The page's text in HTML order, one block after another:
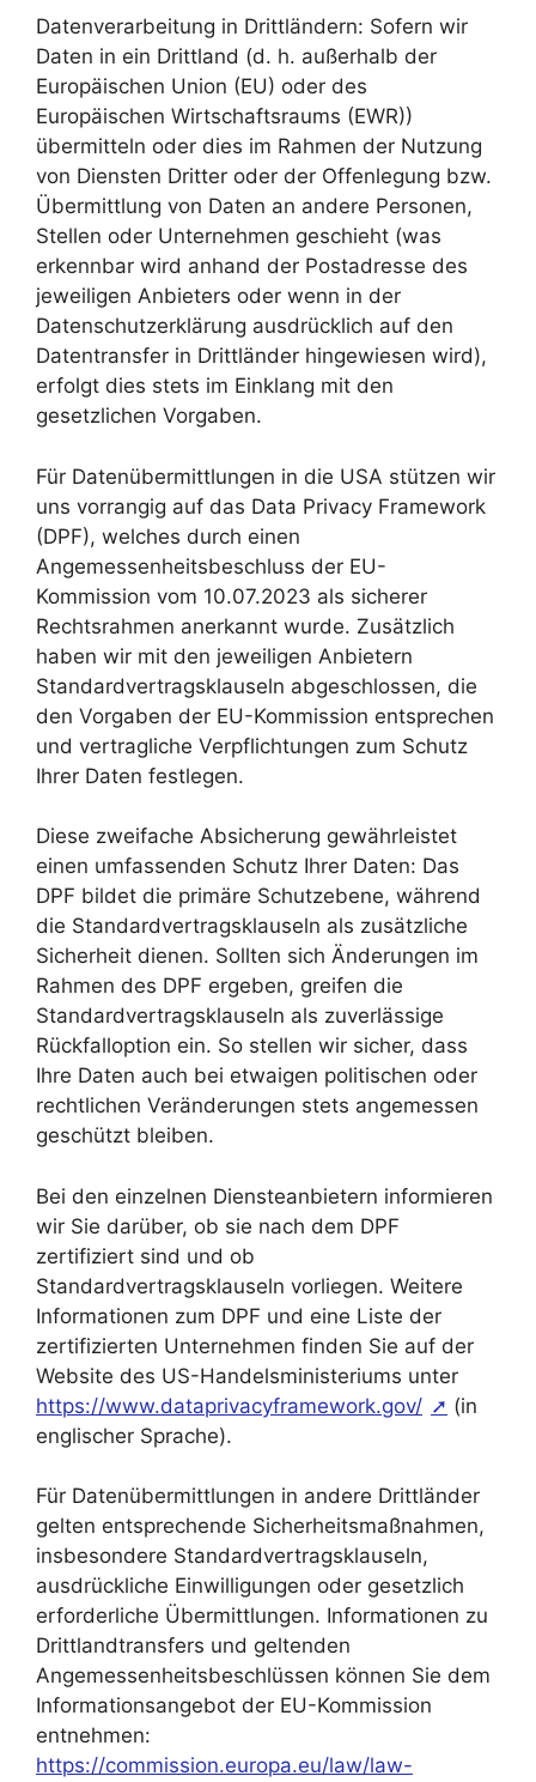
Datenverarbeitung in Drittländern: Sofern wir
Daten in ein Drittland (d. h. außerhalb der
Europäischen Union (EU) oder des
Europäischen Wirtschaftsraums (EWR))
übermitteln oder dies im Rahmen der Nutzung
von Diensten Dritter oder der Offenlegung bzw.
Übermittlung von Daten an andere Personen,
Stellen oder Unternehmen geschieht (was
erkennbar wird anhand der Postadresse des
jeweiligen Anbieters oder wenn in der
Datenschutzerklärung ausdrücklich auf den
Datentransfer in Drittländer hingewiesen wird),
erfolgt dies stets im Einklang mit den
gesetzlichen Vorgaben.
Für Datenübermittlungen in die USA stützen wir
uns vorrangig auf das Data Privacy Framework
(DPF), welches durch einen
Angemessenheitsbeschluss der EU-
Kommission vom 10.07.2023 als sicherer
Rechtsrahmen anerkannt wurde. Zusätzlich
haben wir mit den jeweiligen Anbietern
Standardvertragsklauseln abgeschlossen, die
den Vorgaben der EU-Kommission entsprechen
und vertragliche Verpflichtungen zum Schutz
Ihrer Daten festlegen.
Diese zweifache Absicherung gewährleistet
einen umfassenden Schutz Ihrer Daten: Das
DPF bildet die primäre Schutzebene, während
die Standardvertragsklauseln als zusätzliche
Sicherheit dienen. Sollten sich Änderungen im
Rahmen des DPF ergeben, greifen die
Standardvertragsklauseln als zuverlässige
Rückfalloption ein. So stellen wir sicher, dass
Ihre Daten auch bei etwaigen politischen oder
rechtlichen Veränderungen stets angemessen
geschützt bleiben.
Bei den einzelnen Diensteanbietern informieren
wir Sie darüber, ob sie nach dem DPF
zertifiziert sind und ob
Standardvertragsklauseln vorliegen. Weitere
Informationen zum DPF und eine Liste der
zertifizierten Unternehmen finden Sie auf der
Website des US-Handelsministeriums unter
https://www.dataprivacyframework.gov/
(in
englischer Sprache).
Für Datenübermittlungen in andere Drittländer
gelten entsprechende Sicherheitsmaßnahmen,
insbesondere Standardvertragsklauseln,
ausdrückliche Einwilligungen oder gesetzlich
erforderliche Übermittlungen. Informationen zu
Drittlandtransfers und geltenden
Angemessenheitsbeschlüssen können Sie dem
Informationsangebot der EU-Kommission
entnehmen:
https://commission.europa.eu/law/law-